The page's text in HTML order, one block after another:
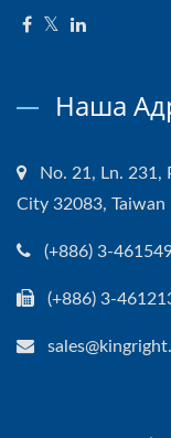
Наша
No. 21, Ln. 231,
City 32083, Taiwan
(+886) 3-
(+886) 3-